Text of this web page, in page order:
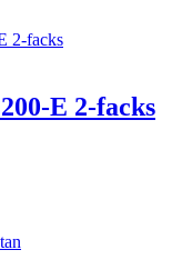
E 2-facks